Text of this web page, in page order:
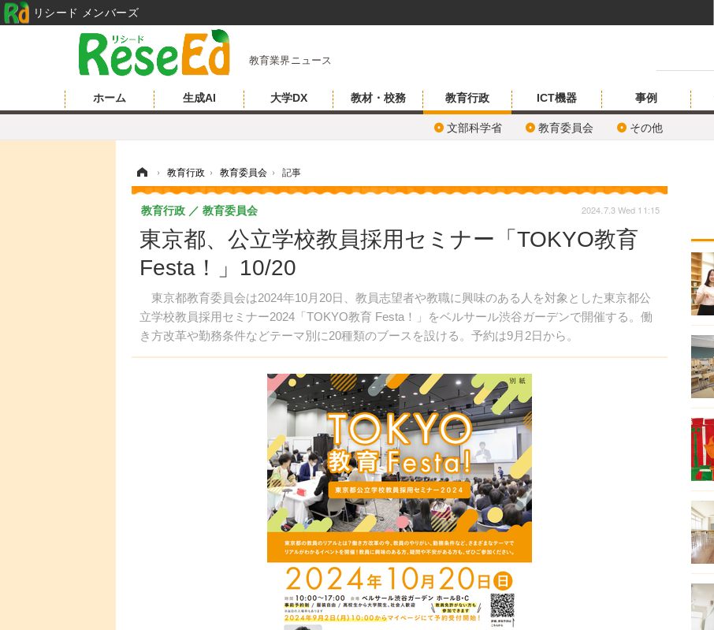
教育業界ニュース
ホーム 生成AI 大学DX 教材・校務 教育行政
文部科学省 教育委員会 その他
ICT機器 事例
› 教育行政 › 教育委員会 › 記事
東京都、公立学校教員採用セミナー「TOKYO教育
Festa！」10/20
東京都教育委員会は2024年10月20日、教員志望者や教職に興味のある人を対象とした東京都公
立学校教員採用セミナー2024「TOKYO教育 Festa！」をベルサール渋谷ガーデンで開催する。働
き方改革や勤務条件などテーマ別に20種類のブースを設ける。予約は9月2日から。
教育行政 教育委員会 2024.7.3 Wed 11:15
リシード メンバーズ